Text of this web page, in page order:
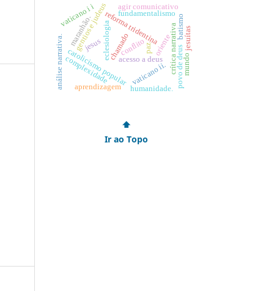
acesso a deus
jesus
gentios e judeus
catolicismo popular
reforma tridentinaoriente
eclesiologia crítica narrativa
fundamentalismo
agir comunicativo
chamado povo de deus
complexidade vaticano ii.
vaticano i i
conflitopaz
aprendizagem
mundo
humanidade.
jesuítas
maranhão.
análise narrativa.
batismo
⬆
Ir ao Topo